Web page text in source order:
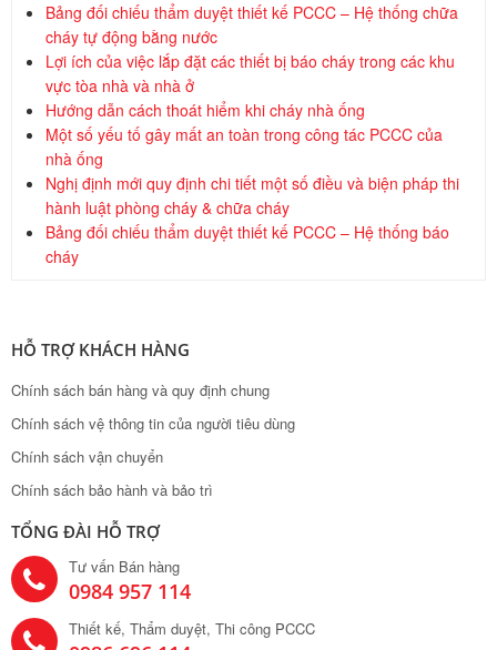
Bảng đối chiếu thẩm duyệt thiết kế PCCC – Hệ thống chữa
cháy tự động bằng nước
Lợi ích của việc lắp đặt các thiết bị báo cháy trong các khu
vực tòa nhà và nhà ở
Hướng dẫn cách thoát hiểm khi cháy nhà ống
Một số yếu tố gây mất an toàn trong công tác PCCC của
nhà ống
Nghị định mới quy định chi tiết một số điều và biện pháp thi
hành luật phòng cháy & chữa cháy
Bảng đối chiếu thẩm duyệt thiết kế PCCC – Hệ thống báo
cháy
HỖ TRỢ KHÁCH HÀNG
Chính sách bán hàng và quy định chung
Chính sách vệ thông tin của người tiêu dùng
Chính sách vận chuyển
Chính sách bảo hành và bảo trì
TỔNG ĐÀI HỖ TRỢ
Tư vấn Bán hàng
0984 957 114
Thiết kế, Thẩm duyệt, Thi công PCCC